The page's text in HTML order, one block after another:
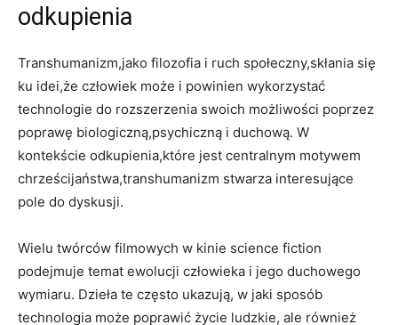
odkupienia
Transhumanizm,jako filozofia i ruch społeczny,skłania się
ku idei,że człowiek może i powinien wykorzystać
technologie do rozszerzenia swoich możliwości poprzez
poprawę biologiczną,psychiczną i duchową. W
kontekście odkupienia,które jest centralnym motywem
chrześcijaństwa,transhumanizm stwarza interesujące
pole do dyskusji.
Wielu twórców filmowych w kinie science fiction
podejmuje temat ewolucji człowieka i jego duchowego
wymiaru. Dzieła te często ukazują, w jaki sposób
technologia może poprawić życie ludzkie, ale również